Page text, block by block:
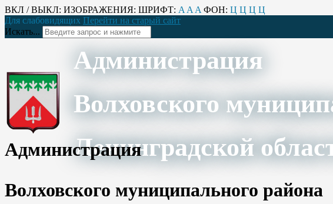
ВКЛ / ВЫКЛ: ИЗОБРАЖЕНИЯ: ШРИФТ: A A A ФОН: Ц Ц Ц Ц
Для слабовидящих Перейти на старый сайт
Искать...
Администрация
Волховского
Ленинградской
Администрация
Волховского муниципального района